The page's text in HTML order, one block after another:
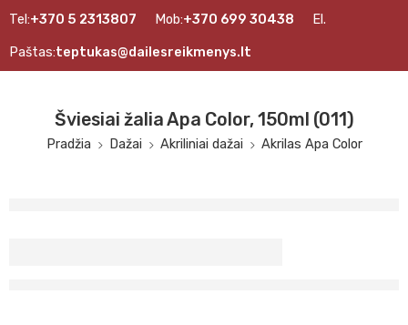
Tel:+370 5 2313807 Mob:+370 699 30438 El.
Paštas:teptukas@dailesreikmenys.lt
Šviesiai žalia Apa Color, 150ml (011)
Pradžia Dažai Akriliniai dažai Akrilas Apa Color